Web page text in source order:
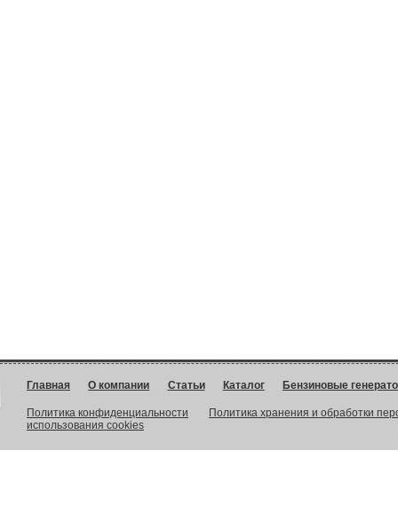
Главная О компании Статьи Каталог Бензиновые
Политика конфиденциальности
Политика хранения и обработки
использования cookies